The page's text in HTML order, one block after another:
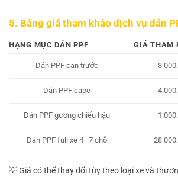
5. Bảng giá tham khảo dịch vụ dán
HẠNG MỤC DÁN PPF GIÁ THAM
Dán PPF cản trước
Dán PPF capo
Dán PPF gương chiếu hậu
Dán PPF full xe 4–7 chỗ
💡 Giá có thể thay đổi tùy theo loại xe và